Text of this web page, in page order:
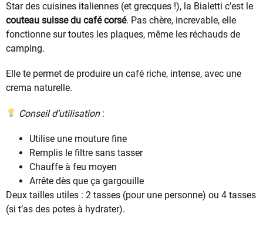
Star des cuisines italiennes (et grecques !), la Bialetti c’est le
couteau suisse du café corsé. Pas chère, increvable, elle
fonctionne sur toutes les plaques, même les réchauds de
camping.
Elle te permet de produire un café riche, intense, avec une
crema naturelle.
Conseil d’utilisation:
Utilise une mouture fine
Remplis le filtre sans tasser
Chauffe à feu moyen
Arrête dès que ça gargouille
Deux tailles utiles : 2 tasses (pour une personne) ou 4 tasses
(si t’as des potes à hydrater).